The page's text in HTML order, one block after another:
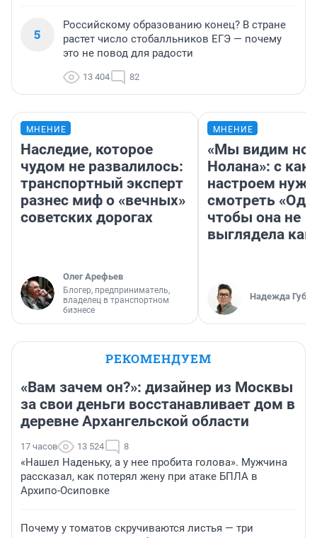
5
Российскому образованию конец? В стране
растет число стобалльников ЕГЭ — почему
это не повод для радости
13 404 82
МНЕНИЕ
Наследие, которое
чудом не развалилось:
транспортный эксперт
разнес миф о «вечных»
советских дорогах
Олег Арефьев
Блогер, предприниматель,
владелец в транспортном
бизнесе
МНЕНИЕ
«Мы видим
Нолана»: с
настроем
смотреть
чтобы она не
выглядела как
Надежда
РЕКОМЕНДУЕМ
«Вам зачем он?»: дизайнер из Москвы
за свои деньги восстанавливает дом в
деревне Архангельской области
17 часов 13 524 8
«Нашел Наденьку, а у нее пробита голова». Мужчина
рассказал, как потерял жену при атаке БПЛА в
Архипо-Осиповке
Почему у томатов скручиваются листья — три